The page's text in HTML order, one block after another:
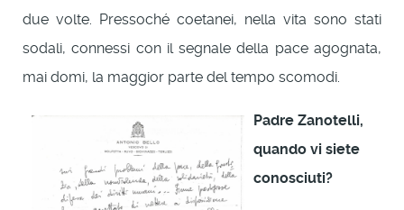
due volte. Pressoché coetanei, nella vita sono stati
sodali, connessi con il segnale della pace agognata,
mai domi, la maggior parte del tempo scomodi.
Padre Zanotelli,
quando vi siete
conosciuti?